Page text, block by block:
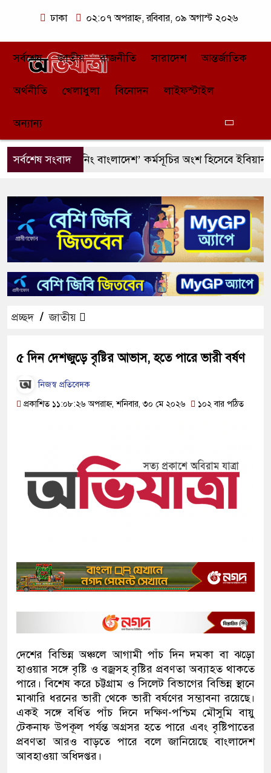
ঢাকা ০২:০৭ অপরাহ্ন, রবিবার, ০৯ অগাস্ট ২০২৬
সর্বশেষ জাতীয় রাজনীতি সারাদেশ আন্তর্জাতিক
অর্থনীতি খেলাধুলা বিনোদন লাইফস্টাইল
অন্যান্য
সর্বশেষ সংবাদ
‘গ্রিনিং বাংলাদেশ’ কর্মসূচির অংশ হিসেবে ইবিয়ান ক্লাবের
প্রচ্ছদ/জাতীয়
৫ দিন দেশজুড়ে বৃষ্টির আভাস, হতে পারে ভারী বর্ষণ
নিজস্ব প্রতিবেদক
প্রকাশিত ১১:০৮:২৬ অপরাহ্ন, শনিবার, ৩০ মে ২০২৬
১০২ বার পঠিত
দেশের বিভিন্ন অঞ্চলে আগামী পাঁচ দিন দমকা বা ঝড়ো
হাওয়ার সঙ্গে বৃষ্টি ও বজ্রসহ বৃষ্টির প্রবণতা অব্যাহত থাকতে
পারে। বিশেষ করে চট্টগ্রাম ও সিলেট বিভাগের বিভিন্ন স্থানে
মাঝারি ধরনের ভারী থেকে ভারী বর্ষণের সম্ভাবনা রয়েছে।
একই সঙ্গে বর্ধিত পাঁচ দিনে দক্ষিণ-পশ্চিম মৌসুমি বায়ু
টেকনাফ উপকূল পর্যন্ত অগ্রসর হতে পারে এবং বৃষ্টিপাতের
প্রবণতা আরও বাড়তে পারে বলে জানিয়েছে বাংলাদেশ
আবহাওয়া অধিদপ্তর।